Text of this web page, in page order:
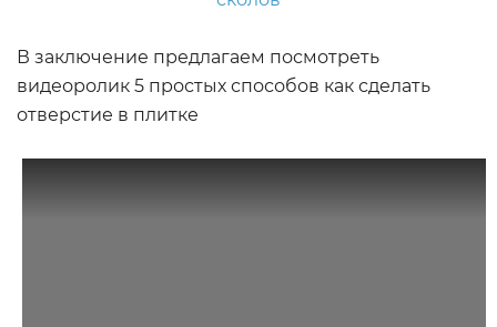
В заключение предлагаем посмотреть
видеоролик 5 простых способов как сделать
отверстие в плитке